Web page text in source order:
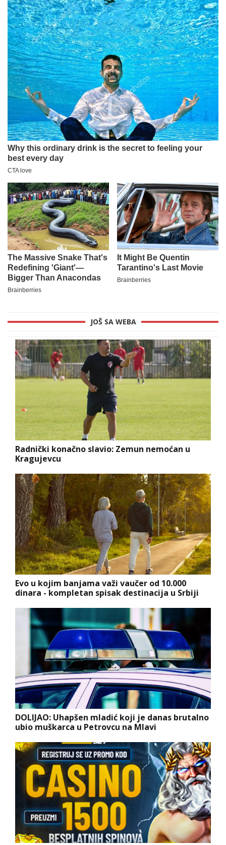
JOŠ SA WEBA
Radnički konačno slavio: Zemun nemoćan u
Kragujevcu
Evo u kojim banjama važi vaučer od 10.000
dinara - kompletan spisak destinacija u Srbiji
DOLIJAO: Uhapšen mladić koji je danas brutalno
ubio muškarca u Petrovcu na Mlavi